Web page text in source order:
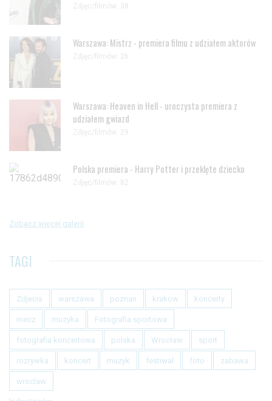
Zdjęc/filmów: 38
Warszawa: Mistrz - premiera filmu z udziałem aktorów
Zdjęc/filmów: 26
Warszawa: Heaven in Hell - uroczysta premiera z
udziałem gwiazd
Zdjęc/filmów: 29
Polska premiera - Harry Potter i przeklęte dziecko
Zdjęc/filmów: 82
Zobacz więcej galerii
TAGI
Zdjecia warszawa poznan krakow koncerty
mecz muzyka Fotografia sportowa
fotografia koncertowa polska Wrocław sport
rozrywka koncert muzyk festiwal foto zabawa
wroclaw